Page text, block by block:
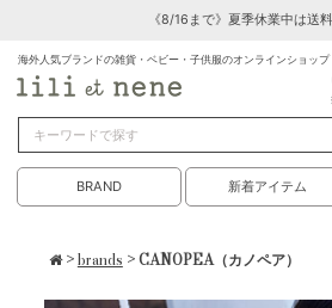
《8/16まで》夏季休業中は送
海外人気ブランドの雑貨・ベビー・子供服のオンラインショップ
BRAND 新着アイテム
>brands > CANOPEA（カノペア）